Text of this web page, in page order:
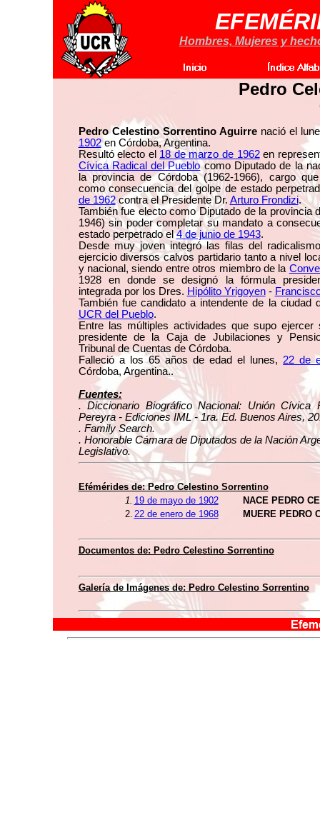
Hombres, Mujeres y
Pedro
Pedro Celestino Sorrentino Aguirrenació el
1902en Córdoba, Argentina.
Resultó electo el 18 de marzo de 1962en
Cívica Radical del Pueblocomo Diputado de la
la provincia de Córdoba (1962-1966), cargo
como consecuencia del golpe de estado
de 1962contra el Presidente Dr. Arturo Frondizi.
También fue electo como Diputado de la provincia
1946) sin poder completar su mandato a
estado perpetrado el4 de junio de 1943.
Desde muy joven integró las filas del
ejercicio diversos calvos partidario tanto a nivel
y nacional, siendo entre otros miembro de la
1928 en donde se designó la fórmula
integrada por los Dres. Hipólito Yrigoyen-
También fue candidato a intendente de la ciudad
UCR del Pueblo.
Entre las múltiples actividades que supo ejercer
presidente de la Caja de Jubilaciones y
Tribunal de Cuentas de Córdoba.
Falleció a los 65 años de edad el lunes, 22 de
Córdoba, Argentina..
Fuentes:
. Diccionario Biográfico Nacional: Unión Cívica
Pereyra - Ediciones IML - 1ra. Ed. Buenos Aires,
. Family Search.
. Honorable Cámara de Diputados de la Nación
Legislativo.
Efémérides de: Pedro Celestino Sorrentino
1. 19 de mayo de 1902
NACE PEDRO
2. 22 de enero de 1968 MUERE PEDRO
Documentos de: Pedro Celestino Sorrentino
Galería de Imágenes de: Pedro Celestino Sorrentino